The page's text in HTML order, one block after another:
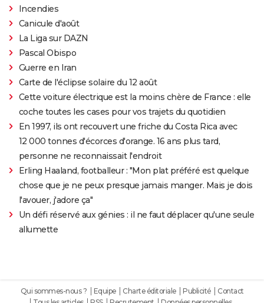
Incendies
Canicule d'août
La Liga sur DAZN
Pascal Obispo
Guerre en Iran
Carte de l'éclipse solaire du 12 août
Cette voiture électrique est la moins chère de France : elle
coche toutes les cases pour vos trajets du quotidien
En 1997, ils ont recouvert une friche du Costa Rica avec
12 000 tonnes d'écorces d'orange. 16 ans plus tard,
personne ne reconnaissait l'endroit
Erling Haaland, footballeur : "Mon plat préféré est quelque
chose que je ne peux presque jamais manger. Mais je dois
l'avouer, j'adore ça"
Un défi réservé aux génies : il ne faut déplacer qu'une seule
allumette
Qui sommes-nous ? Equipe Charte éditoriale Publicité
Contact